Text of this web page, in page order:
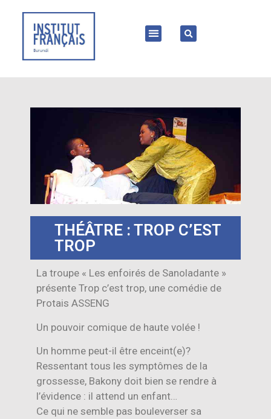
THÉÂTRE : TROP C’EST
TROP
La troupe « Les enfoirés de Sanoladante »
présente Trop c’est trop, une comédie de
Protais ASSENG
Un pouvoir comique de haute volée !
Un homme peut-il être enceint(e)?
Ressentant tous les symptômes de la
grossesse, Bakony doit bien se rendre à
l’évidence : il attend un enfant…
Ce qui ne semble pas bouleverser sa